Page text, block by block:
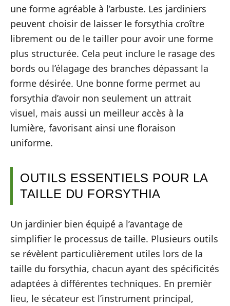
une forme agréable à l’arbuste. Les jardiniers
peuvent choisir de laisser le forsythia croître
librement ou de le tailler pour avoir une forme
plus structurée. Cela peut inclure le rasage des
bords ou l’élagage des branches dépassant la
forme désirée. Une bonne forme permet au
forsythia d’avoir non seulement un attrait
visuel, mais aussi un meilleur accès à la
lumière, favorisant ainsi une floraison
uniforme.
OUTILS ESSENTIELS POUR LA
TAILLE DU FORSYTHIA
Un jardinier bien équipé a l’avantage de
simplifier le processus de taille. Plusieurs outils
se révèlent particulièrement utiles lors de la
taille du forsythia, chacun ayant des spécificités
adaptées à différentes techniques. En premièr
lieu, le sécateur est l’instrument principal,